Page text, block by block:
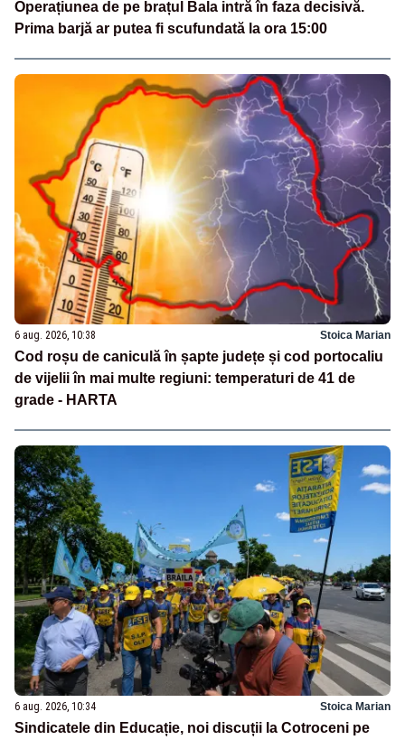
Operațiunea de pe brațul Bala intră în faza decisivă.
Prima barjă ar putea fi scufundată la ora 15:00
6 aug. 2026, 10:38 Stoica Marian
Cod roșu de caniculă în șapte județe și cod portocaliu
de vijelii în mai multe regiuni: temperaturi de 41 de
grade - HARTA
6 aug. 2026, 10:34 Stoica Marian
Sindicatele din Educație, noi discuții la Cotroceni pe